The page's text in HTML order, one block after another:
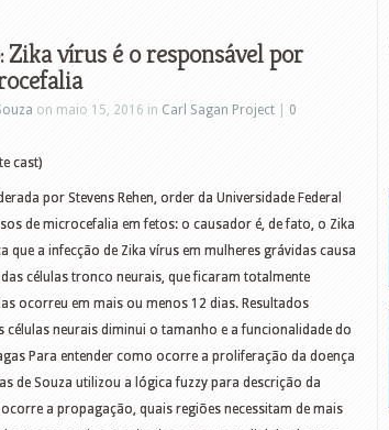
Zika vírus é o responsável por
on maio 15, 2016 in Carl Sagan Project
0
cast)
por Stevens Rehen, order da Universidade Federal
de microcefalia em fetos: o causador é, de fato, o Zika
que a infecção de Zika vírus em mulheres grávidas causa
células tronco neurais, que ficaram totalmente
ocorreu em mais ou menos 12 dias. Resultados
neurais diminui o tamanho e a funcionalidade do
Para entender como ocorre a proliferação da doença
de Souza utilizou a lógica fuzzy para descrição da
a propagação, quais regiões necessitam de mais